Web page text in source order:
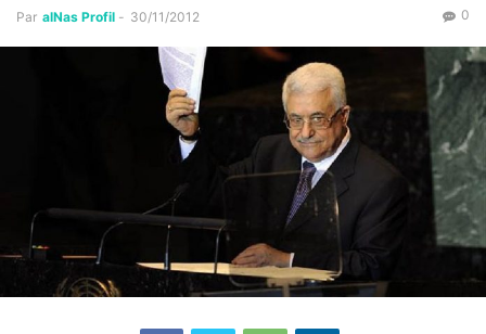
Par alNas Profil - 30/11/2012 0